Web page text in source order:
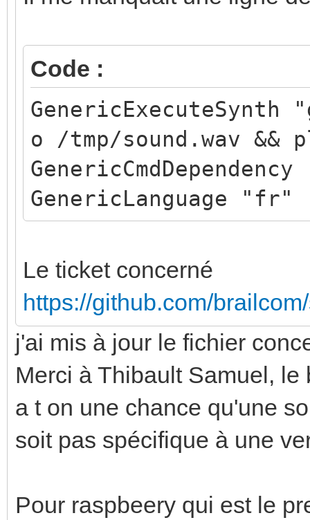
Code :
o /tmp/sound.wav &&
GenericLanguage
Le ticket concerné
https://github.com/
j'ai mis à jour le fichier
Merci à Thibault Samuel,
a t on une chance qu'une
soit pas spécifique à une
Pour raspbeery qui est le